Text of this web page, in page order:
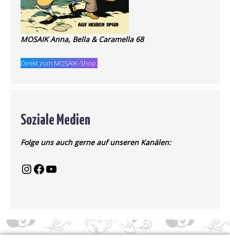
MOSAIK Anna, Bella & Caramella 68
Direkt zum MOSAIK-Shop.
Soziale Medien
Folge uns auch gerne auf unseren Kanälen: